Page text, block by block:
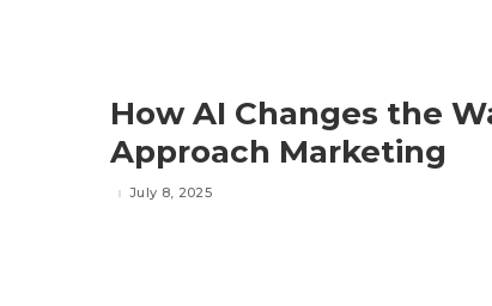
How AI Changes the
Approach Marketing
July 8, 2025